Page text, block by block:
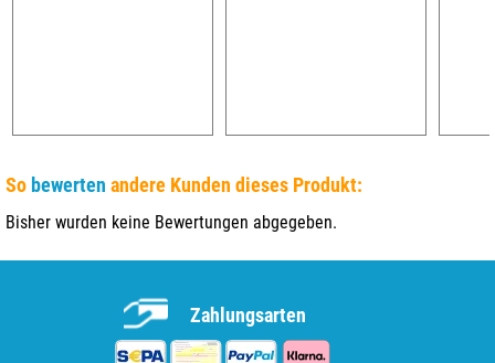
So bewerten andere Kunden dieses Produkt:
Bisher wurden keine Bewertungen abgegeben.
Zahlungsarten